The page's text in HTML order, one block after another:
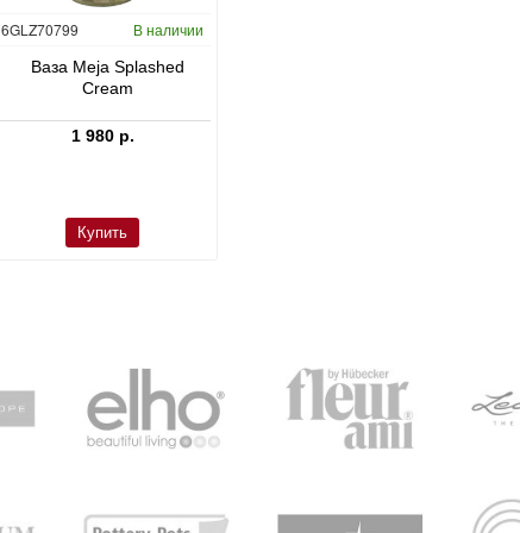
6GLZ70799 В наличии
Ваза Meja Splashed
Cream
1 980 р.
Купить